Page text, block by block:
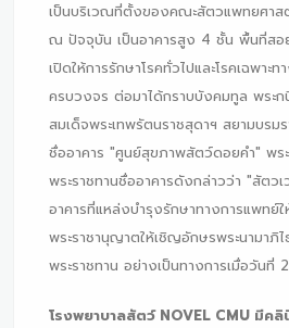
เป็นบริเวณที่ตั้งของคณะสัตวแพทยศาส
ณ ปัจจุบัน เป็นอาคารสูง 4 ชั้น พื้นที่สอ
เปิดให้การรักษาโรคทั่วไปและโรคเฉพา
ครบวงจร ต่อมาได้กราบบังคมทูล พระก
สมเด็จพระเทพรัตนราชสุดาฯ สยามบรม
ชื่ออาคาร "ศูนย์สุขภาพสัตว์ดอยคำ" พ
พระราชทานชื่ออาคารดังกล่าวว่า "สัตว
อาคารที่แหล่งบำรุงรักษาทางการแพทย์
พระราชานุญาตให้เชิญอักษรพระนามาภิ
พระราชทาน อย่างเป็นทางการเมื่อวันที่
โรงพยาบาลสัตว์ NOVEL CMU มีคลิ